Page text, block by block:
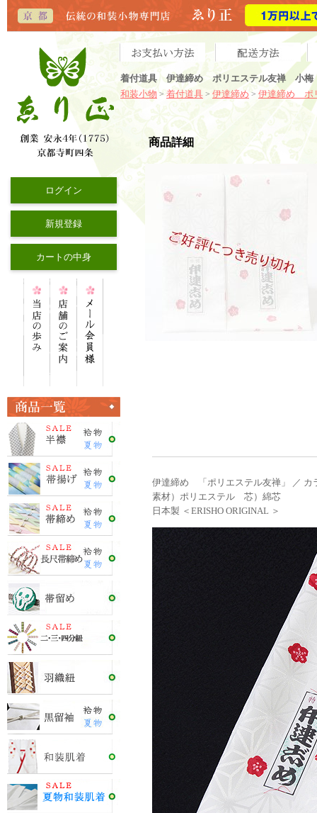
着付道具 伊達締め ポリエステル友禅 小梅
和装小物 > 着付道具 > 伊達締め> 伊達締め ポ
ログイン
新規登録
カートの中身
商品詳細
伊達締め 「ポリエステル友禅」 ／ カ
素材）ポリエステル 芯）綿芯
日本製 ＜ERISHO ORIGINAL ＞